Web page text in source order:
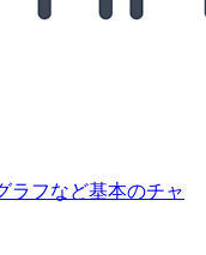
ラフなど基本のチャ